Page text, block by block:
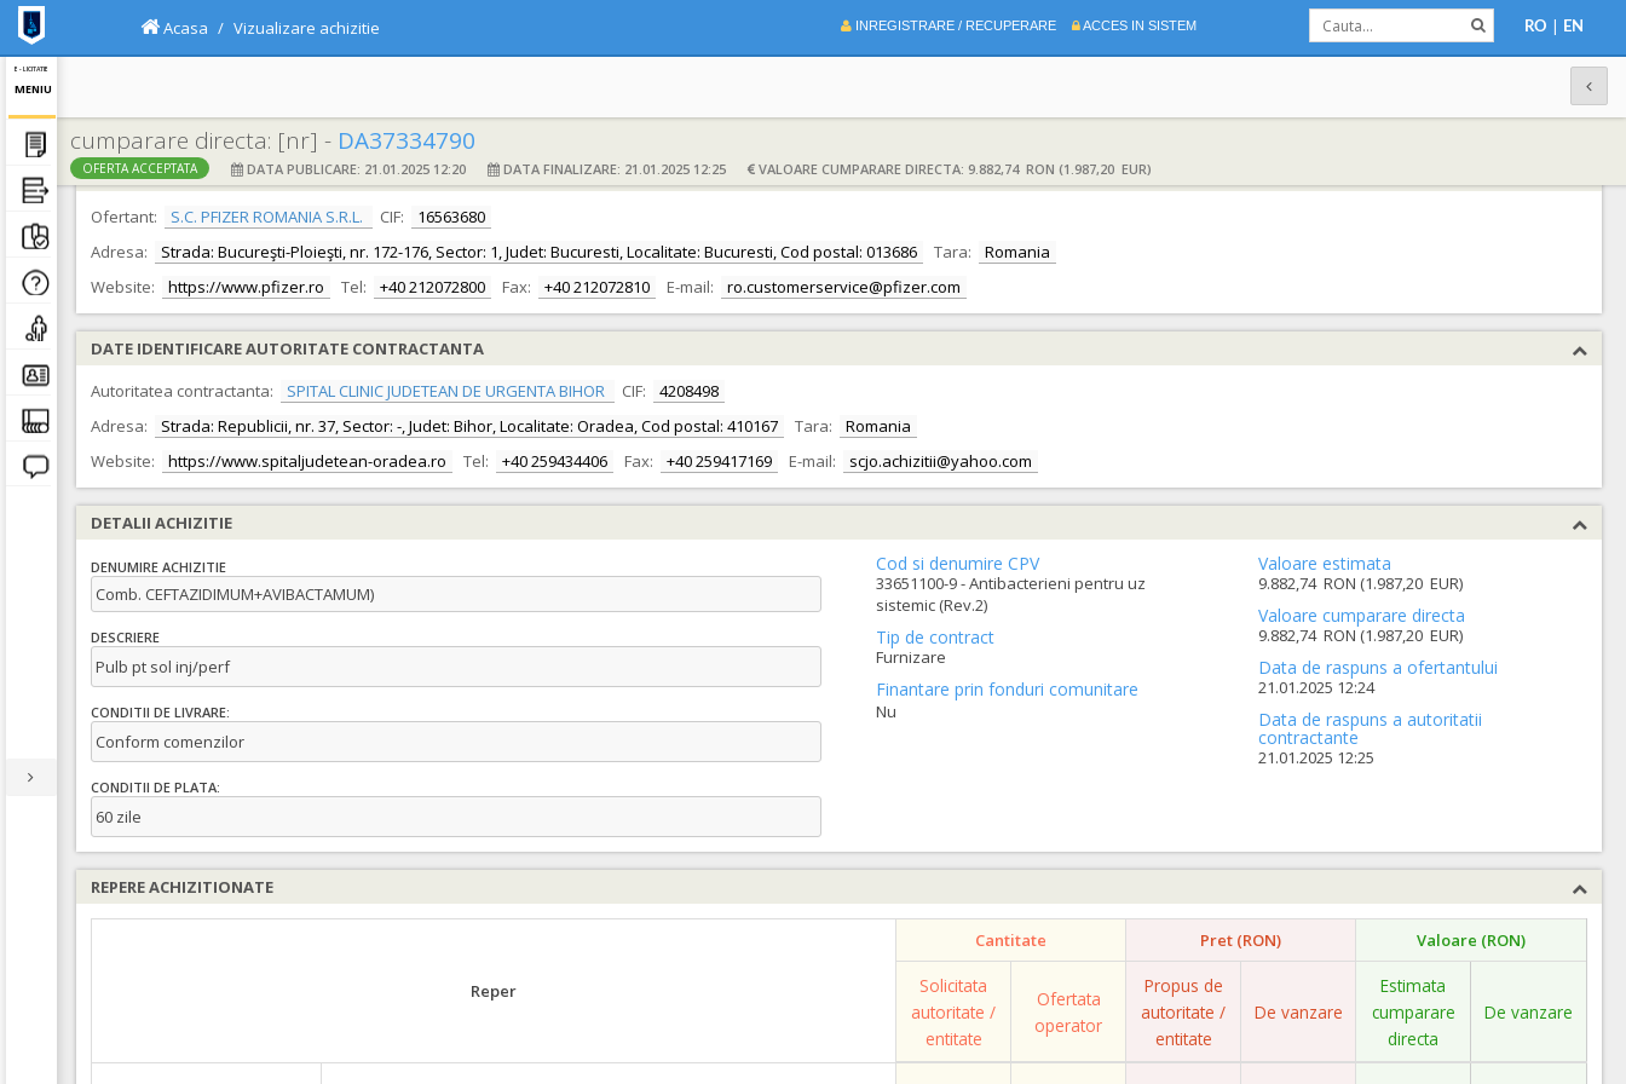
E - LICITATIE
MENIU
INREGISTRARE / RECUPERARE ACCES IN SISTEM RO | EN
Acasa Vizualizare achizitie
cumparare directa: [nr] - DA37334790
OFERTA ACCEPTATA DATA PUBLICARE: 21.01.2025 12:20 DATA FINALIZARE: 21.01.2025 12:25 VALOARE CUMPARARE DIRECTA: 9.882,74 RON (1.987,20 EUR)
DATE IDENTIFICARE OFERTANT
Ofertant:
S.C. PFIZER ROMANIA S.R.L. CIF:
16563680
Adresa:
Strada: Bucureşti-Ploieşti, nr. 172-176, Sector: 1, Judet: Bucuresti, Localitate: Bucuresti, Cod postal: 013686 Tara:
Romania
Website:
https://www.pfizer.ro Tel: +40 212072800 Fax: +40 212072810 E-mail: ro.customerservice@pfizer.com
DATE IDENTIFICARE AUTORITATE CONTRACTANTA
Autoritatea contractanta:
SPITAL CLINIC JUDETEAN DE URGENTA BIHOR CIF:
4208498
Adresa:
Strada: Republicii, nr. 37, Sector: -, Judet: Bihor, Localitate: Oradea, Cod postal: 410167 Tara:
Romania
Website:
https://www.spitaljudetean-oradea.ro Tel: +40 259434406 Fax: +40 259417169 E-mail: scjo.achizitii@yahoo.com
DETALII ACHIZITIE
DENUMIRE ACHIZITIE
Comb. CEFTAZIDIMUM+AVIBACTAMUM)
DESCRIERE
Pulb pt sol inj/perf
CONDITII DE LIVRARE:
Conform comenzilor
CONDITII DE PLATA:
60 zile
Cod si denumire CPV
33651100-9 - Antibacterieni pentru uz
sistemic (Rev.2)
Tip de contract
Furnizare
Finantare prin fonduri comunitare
Nu
Valoare estimata
9.882,74 RON (1.987,20 EUR)
Valoare cumparare directa
9.882,74 RON (1.987,20 EUR)
Data de raspuns a ofertantului
21.01.2025 12:24
Data de raspuns a autoritatii
contractante
21.01.2025 12:25
REPERE ACHIZITIONATE
Reper
Cantitate Pret (RON) Valoare (RON)
Solicitata
autoritate /
entitate
Ofertata
operator
Propus de
autoritate /
entitate
De vanzare
Estimata
cumparare
directa
De vanzare